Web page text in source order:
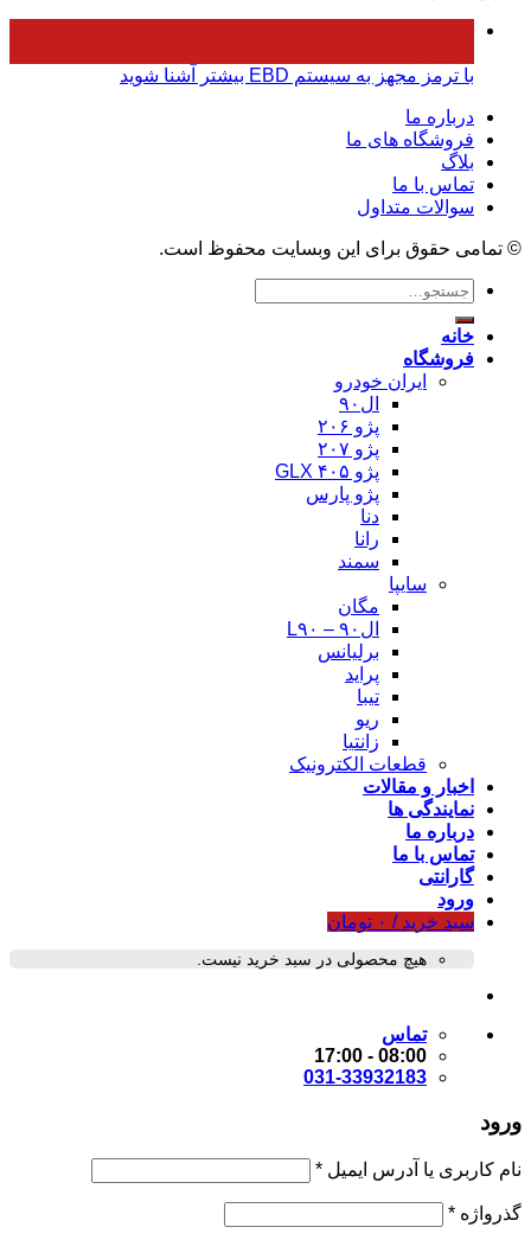
با ترمز مجهز به سیستم EBD بیشتر آشنا شوید
درباره ما
فروشگاه های ما
بلاگ
تماس با ما
سوالات متداول
© تمامی حقوق برای این وبسایت محفوظ است.
جستجو
خانه
فروشگاه
ایران خودرو
ال۹۰
پژو ۲۰۶
پژو ۲۰۷
پژو ۴۰۵ GLX
پژو پارس
دنا
رانا
سمند
سایپا
مگان
ال۹۰ – L۹۰
برلیانس
پراید
تیبا
ریو
زانتیا
قطعات الکترونیک
اخبار و مقالات
نمایندگی ها
درباره ما
تماس با ما
گارانتی
ورود
سبد خرید / ۰ تومان
هیچ محصولی در سبد خرید نیست.
تماس
08:00 - 17:00
031-33932183
ورود
نام کاربری یا آدرس ایمیل *
گذرواژه *